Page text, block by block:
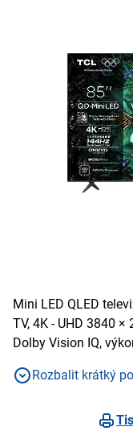
Mini LED QLED
TV, 4K - UHD 3840
Dolby Vision IQ,
Rozbalit krátký